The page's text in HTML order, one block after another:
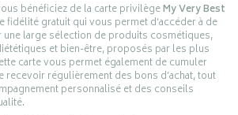
bénéficiez de la carte privilègeMy Very Best
fidélité gratuit qui vous permet d’accéder à de
large sélection de produits cosmétiques,
et bien-être, proposés par les plus
carte vous permet également de cumuler
régulièrement des bons d’achat, tout
personnalisé et des conseils